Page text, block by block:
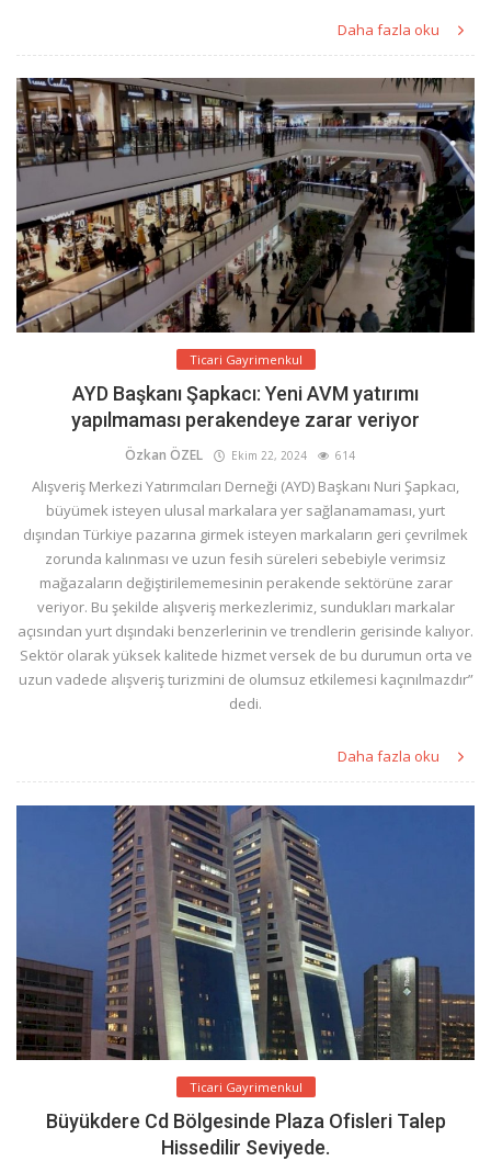
Daha fazla oku
Ticari Gayrimenkul
AYD Başkanı Şapkacı: Yeni AVM yatırımı
yapılmaması perakendeye zarar veriyor
Özkan ÖZEL Ekim 22, 2024 614
Alışveriş Merkezi Yatırımcıları Derneği (AYD) Başkanı Nuri Şapkacı,
büyümek isteyen ulusal markalara yer sağlanamaması, yurt
dışından Türkiye pazarına girmek isteyen markaların geri çevrilmek
zorunda kalınması ve uzun fesih süreleri sebebiyle verimsiz
mağazaların değiştirilememesinin perakende sektörüne zarar
veriyor. Bu şekilde alışveriş merkezlerimiz, sundukları markalar
açısından yurt dışındaki benzerlerinin ve trendlerin gerisinde kalıyor.
Sektör olarak yüksek kalitede hizmet versek de bu durumun orta ve
uzun vadede alışveriş turizmini de olumsuz etkilemesi kaçınılmazdır”
dedi.
Daha fazla oku
Ticari Gayrimenkul
Büyükdere Cd Bölgesinde Plaza Ofisleri Talep
Hissedilir Seviyede.